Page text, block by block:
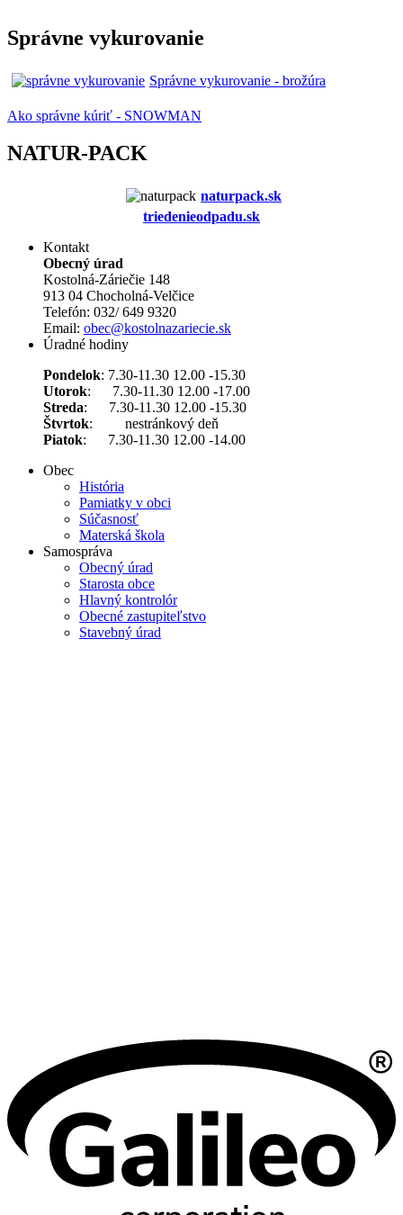
Správne vykurovanie
Správne vykurovanie - brožúra
Ako správne kúriť - SNOWMAN
NATUR-PACK
naturpack.sk
triedenieodpadu.sk
Kontakt
Obecný úrad
Kostolná-Záriečie 148
913 04 Chocholná-Velčice
Telefón: 032/ 649 9320
Email: obec@kostolnazariecie.sk
Úradné hodiny
Pondelok: 7.30-11.30 12.00 -15.30
Utorok: 7.30-11.30 12.00 -17.00
Streda: 7.30-11.30 12.00 -15.30
Štvrtok: nestránkový deň
Piatok: 7.30-11.30 12.00 -14.00
Obec
História
Pamiatky v obci
Súčasnosť
Materská škola
Samospráva
Obecný úrad
Starosta obce
Hlavný kontrolór
Obecné zastupiteľstvo
Stavebný úrad